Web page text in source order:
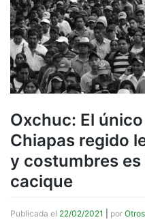
Oxchuc: El
Chiapas regido
y costumbres
cacique
Publicada el 22/02/2021 por